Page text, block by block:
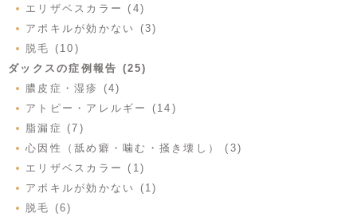
エリザベスカラー (4)
アポキルが効かない (3)
脱毛 (10)
ダックスの症例報告 (25)
膿皮症・湿疹 (4)
アトピー・アレルギー (14)
脂漏症 (7)
心因性（舐め癖・噛む・掻き壊し） (3)
エリザベスカラー (1)
アポキルが効かない (1)
脱毛 (6)